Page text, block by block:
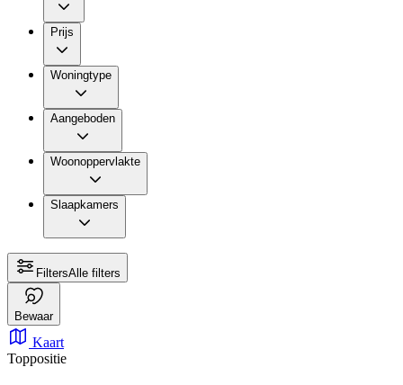
Prijs
Woningtype
Aangeboden
Woonoppervlakte
Slaapkamers
FiltersAlle filters
Bewaar
Kaart
Toppositie